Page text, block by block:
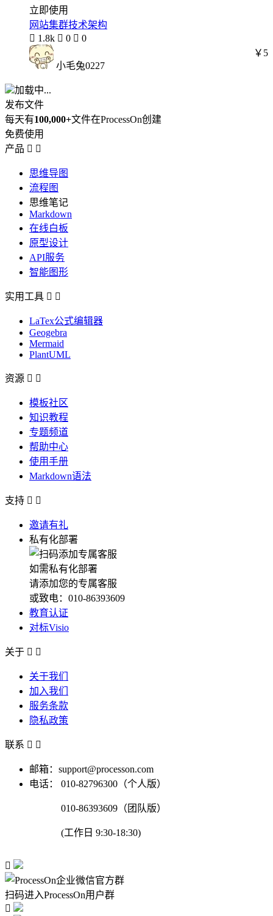
立即使用
网站集群技术架构
 1.8k  0  0
小毛兔0227
￥5
加载中...
发布文件
每天有100,000+文件在ProcessOn创建
免费使用
产品  
思维导图
流程图
思维笔记
Markdown
在线白板
原型设计
API服务
智能图形
实用工具  
LaTex公式编辑器
Geogebra
Mermaid
PlantUML
资源  
模板社区
知识教程
专题频道
帮助中心
使用手册
Markdown语法
支持  
邀请有礼
私有化部署
如需私有化部署
请添加您的专属客服
或致电：010-86393609
教育认证
对标Visio
关于  
关于我们
加入我们
服务条款
隐私政策
联系  
邮箱：support@processon.com
电话：
010-82796300（个人版）
010-86393609（团队版）
(工作日 9:30-18:30)

扫码进入ProcessOn用户群
